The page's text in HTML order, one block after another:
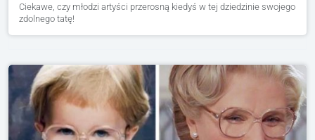
Ciekawe, czy młodzi artyści przerosną kiedyś w tej dziedzinie swojego
zdolnego tatę!